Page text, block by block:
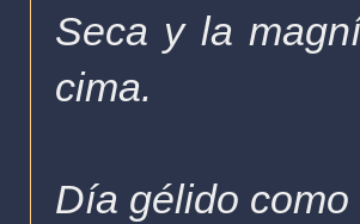
Seca y la
cima.
Día gélido